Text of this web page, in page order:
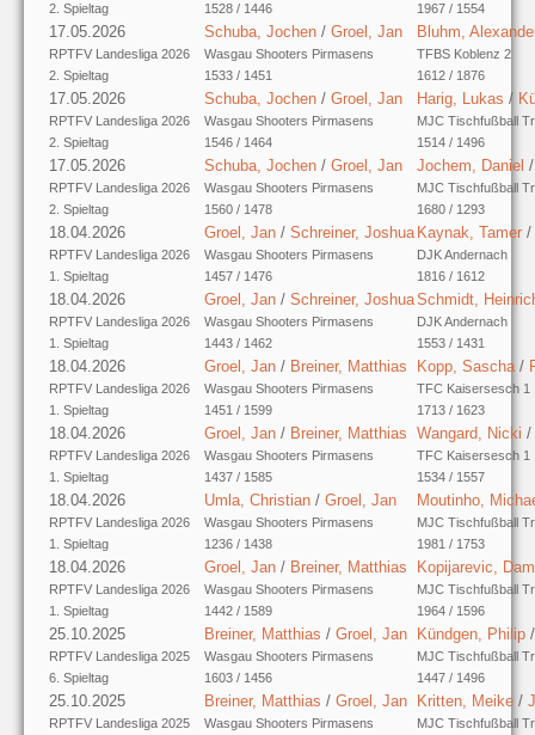
2. Spieltag
1528 / 1446
1967 / 1554
17.05.2026
RPTFV Landesliga 2026
2. Spieltag
Schuba, Jochen / Groel, Jan
Wasgau Shooters Pirmasens
1533 / 1451
Bluhm,
TFBS Koblenz 2
1612 / 1876
17.05.2026
RPTFV Landesliga 2026
2. Spieltag
Schuba, Jochen / Groel, Jan
Wasgau Shooters Pirmasens
1546 / 1464
Harig, Lukas /
MJC Tischfußball
1514 / 1496
17.05.2026
RPTFV Landesliga 2026
2. Spieltag
Schuba, Jochen / Groel, Jan
Wasgau Shooters Pirmasens
1560 / 1478
Jochem, Daniel
MJC Tischfußball
1680 / 1293
18.04.2026
RPTFV Landesliga 2026
1. Spieltag
Groel, Jan / Schreiner, Joshua
Wasgau Shooters Pirmasens
1457 / 1476
Kaynak, Tamer /
DJK Andernach
1816 / 1612
18.04.2026
RPTFV Landesliga 2026
1. Spieltag
Groel, Jan / Schreiner, Joshua
Wasgau Shooters Pirmasens
1443 / 1462
Schmidt,
DJK Andernach
1553 / 1431
18.04.2026
RPTFV Landesliga 2026
1. Spieltag
Groel, Jan / Breiner, Matthias
Wasgau Shooters Pirmasens
1451 / 1599
Kopp, Sascha /
TFC Kaisersesch 1
1713 / 1623
18.04.2026
RPTFV Landesliga 2026
1. Spieltag
Groel, Jan / Breiner, Matthias
Wasgau Shooters Pirmasens
1437 / 1585
Wangard, Nicki /
TFC Kaisersesch 1
1534 / 1557
18.04.2026
RPTFV Landesliga 2026
1. Spieltag
Umla, Christian / Groel, Jan
Wasgau Shooters Pirmasens
1236 / 1438
Moutinho,
MJC Tischfußball
1981 / 1753
18.04.2026
RPTFV Landesliga 2026
1. Spieltag
Groel, Jan / Breiner, Matthias
Wasgau Shooters Pirmasens
1442 / 1589
Kopijarevic,
MJC Tischfußball
1964 / 1596
25.10.2025
RPTFV Landesliga 2025
6. Spieltag
Breiner, Matthias / Groel, Jan
Wasgau Shooters Pirmasens
1603 / 1456
Kündgen, Philip
MJC Tischfußball
1447 / 1496
25.10.2025
RPTFV Landesliga 2025
Breiner, Matthias / Groel, Jan
Wasgau Shooters Pirmasens
Kritten, Meike /
MJC Tischfußball